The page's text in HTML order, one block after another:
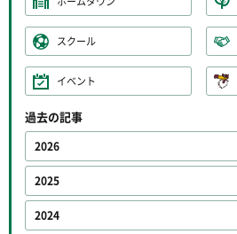
スクール
イベント
過去の記事
2026
2025
2024